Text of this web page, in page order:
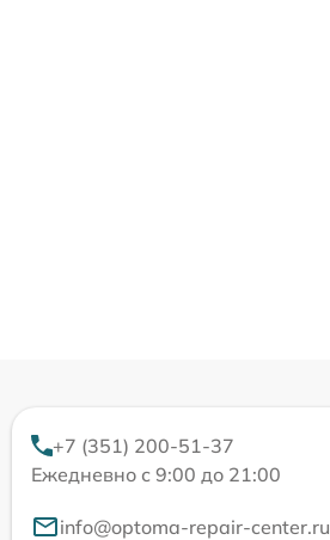
+7 (351) 200-51-37
Ежедневно с 9:00 до 21:00
info@optoma-repair-center.ru